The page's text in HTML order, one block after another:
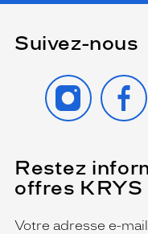
Suivez-nous
INSTAGRAM
Restez
offres KRYS
Name
Votre adresse e-mail
(Ce
champ
est
obligatoire)